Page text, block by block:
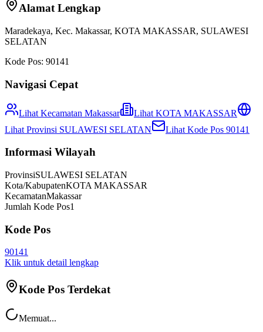
Alamat Lengkap
Maradekaya, Kec. Makassar, KOTA MAKASSAR, SULAWESI
SELATAN
Kode Pos: 90141
Navigasi Cepat
Lihat Kecamatan Makassar Lihat KOTA MAKASSAR
Lihat Provinsi SULAWESI SELATAN Lihat Kode Pos 90141
Informasi Wilayah
ProvinsiSULAWESI SELATAN
Kota/KabupatenKOTA MAKASSAR
KecamatanMakassar
Jumlah Kode Pos1
Kode Pos
90141
Klik untuk detail lengkap
Kode Pos Terdekat
Memuat...